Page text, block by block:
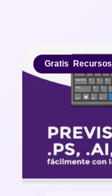
Gratis, Recursos